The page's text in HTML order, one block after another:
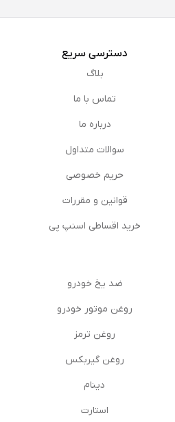
دسترسی سریع
بلاگ
تماس با ما
درباره ما
سوالات متداول
حریم خصوصی
قوانین و مقررات
خرید اقساطی اسنپ پی
ضد یخ خودرو
روغن موتور خودرو
روغن ترمز
روغن گیربكس
دینام
استارت